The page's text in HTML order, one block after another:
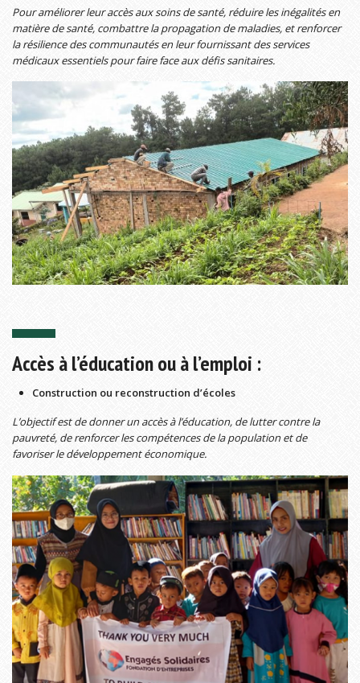
Pour améliorer leur accès aux soins de santé, réduire les inégalités en
matière de santé, combattre la propagation de maladies, et renforcer
la résilience des communautés en leur fournissant des services
médicaux essentiels pour faire face aux défis sanitaires.
Accès à l’éducation ou à l’emploi :
Construction ou reconstruction d’écoles
L’objectif est de donner un accès à l’éducation, de lutter contre la
pauvreté, de renforcer les compétences de la population et de
favoriser le développement économique.